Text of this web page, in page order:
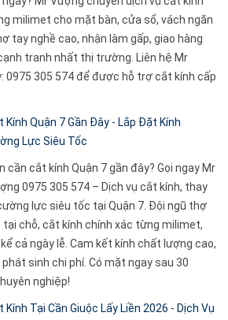
milimet cho mặt bàn, cửa sổ, vách ngăn
tay nghề cao, nhận làm gấp, giao hàng
tranh nhất thị trường. Liên hệ Mr
0975 305 574 để được hỗ trợ cắt kính cấp
Kính Quận 7 Gần Đây - Lắp Đặt Kính
Lực Siêu Tốc
cần cắt kính Quận 7 gần đây? Gọi ngay Mr
0975 305 574 – Dịch vụ cắt kính, thay
lực siêu tốc tại Quận 7. Đội ngũ thợ
tại chỗ, cắt kính chính xác từng milimet,
cả ngày lễ. Cam kết kính chất lượng cao,
sinh chi phí. Có mặt ngay sau 30
nghiệp!
Kính Tại Cần Giuộc Lấy Liền 2026 - Dịch Vụ